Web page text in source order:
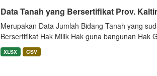
Data Tanah yang Bersertifikat Prov.
Merupakan Data Jumlah Bidang Tanah yang
Bersertifikat Hak Milik Hak guna bangunan Hak
XLSX CSV